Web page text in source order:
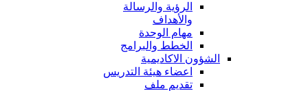
الرؤية والرسالة
والأهداف
مهام الوحدة
الخطط والبرامج
الشؤون الاكاديمية
اعضاء هيئة التدريس
تقديم ملف